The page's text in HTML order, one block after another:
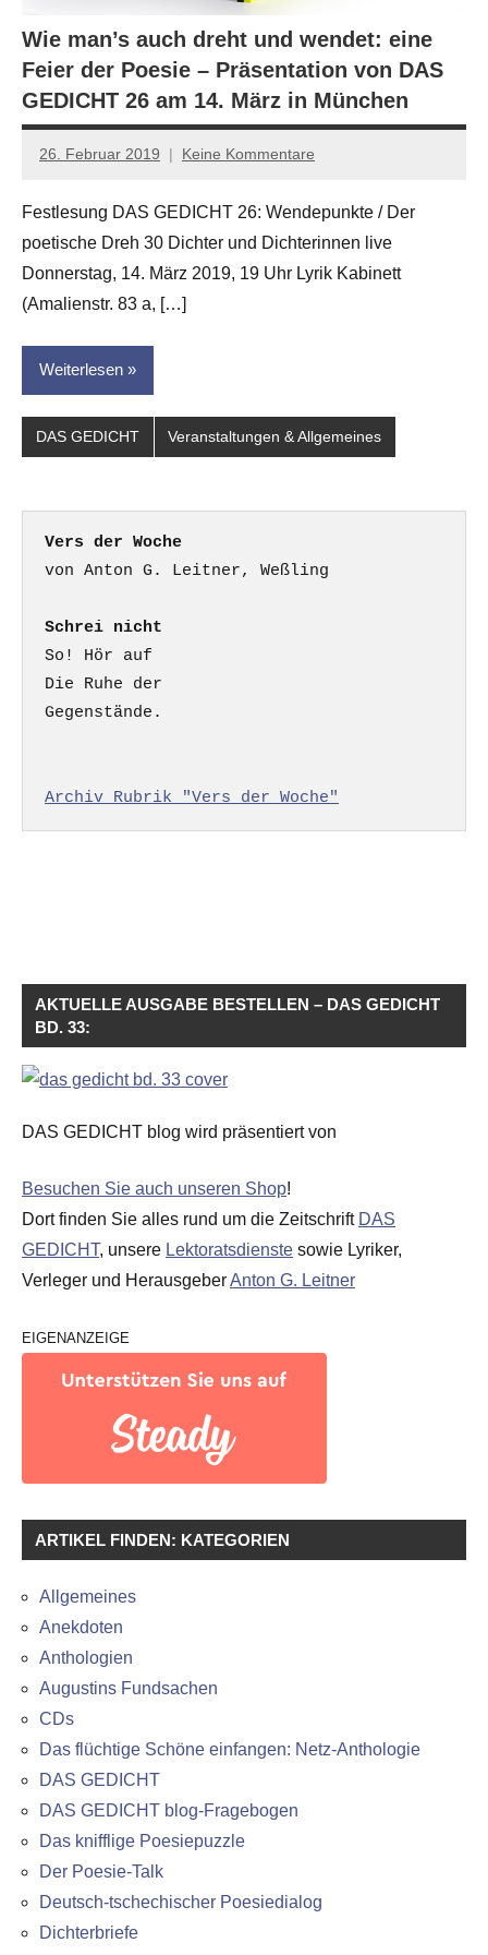
Wie man’s auch dreht und wendet: eine
Feier der Poesie – Präsentation von DAS
GEDICHT 26 am 14. März in München
26. Februar 2019
Jan-
Hornauer
für
dasgedichtblog
Keine Kommentare
Festlesung DAS GEDICHT 26: Wendepunkte / Der
poetische Dreh 30 Dichter und Dichterinnen live
Donnerstag, 14. März 2019, 19 Uhr Lyrik Kabinett
(Amalienstr. 83 a, […]
Weiterlesen
DAS GEDICHT Veranstaltungen & Allgemeines
Vers der Woche
Schrei nicht
So! Hör auf
Die Ruhe der
Gegenstände.
Archiv Rubrik "Vers der Woche"
AKTUELLE AUSGABE BESTELLEN – DAS GEDICHT
BD. 33:
DAS GEDICHT blog wird präsentiert von
Besuchen Sie auch unseren Shop!
Dort finden Sie alles rund um die Zeitschrift DAS
GEDICHT, unsere Lektoratsdienste sowie Lyriker,
Verleger und HerausgeberAnton G. Leitner
EIGENANZEIGE
ARTIKEL FINDEN: KATEGORIEN
Allgemeines
Anekdoten
Anthologien
Augustins Fundsachen
CDs
Das flüchtige Schöne einfangen: Netz-Anthologie
DAS GEDICHT
DAS GEDICHT blog-Fragebogen
Das knifflige Poesiepuzzle
Der Poesie-Talk
Deutsch-tschechischer Poesiedialog
Dichterbriefe